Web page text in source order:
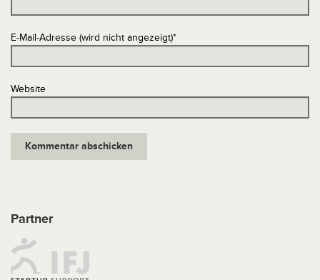
E-Mail-Adresse (wird nicht angezeigt)*
Website
Partner